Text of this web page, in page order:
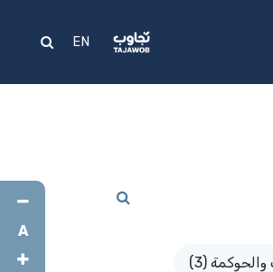
EN
(3)
A